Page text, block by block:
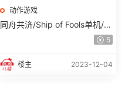
动作游戏
同舟共济/Ship of Fools单机/同
5
楼主 2023-12-04